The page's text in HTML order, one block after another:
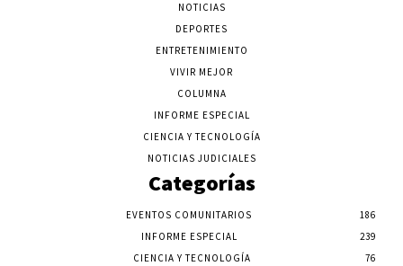
NOTICIAS
DEPORTES
ENTRETENIMIENTO
VIVIR MEJOR
COLUMNA
INFORME ESPECIAL
CIENCIA Y TECNOLOGÍA
NOTICIAS JUDICIALES
Categorías
EVENTOS COMUNITARIOS
186
INFORME ESPECIAL
239
CIENCIA Y TECNOLOGÍA
76